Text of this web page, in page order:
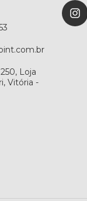
Loja
Vitória -